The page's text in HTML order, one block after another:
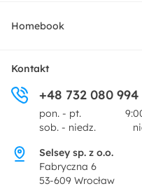
Dekoracje i akcesoria
Promocje
Dostawa
Zwroty
Pytania i odpowiedzi
Homebook
O nas
Centrum prasowe
Regulamin
Kontakt
+48 732 080 994
pon. - pt.
sob. - niedz.
Selsey sp. z o.o.
Fabryczna 6
53-609 Wrocław